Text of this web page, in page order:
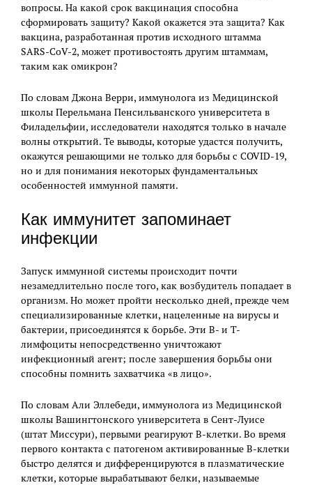
вопросы. На какой срок вакцинация способна
сформировать защиту? Какой окажется эта защита? Как
вакцина, разработанная против исходного штамма
SARS-CoV-2, может противостоять другим штаммам,
таким как омикрон?
По словам Джона Верри, иммунолога из Медицинской
школы Перельмана Пенсильванского университета в
Филадельфии, исследователи находятся только в начале
волны открытий. Те выводы, которые удастся получить,
окажутся решающими не только для борьбы с COVID-19,
но и для понимания некоторых фундаментальных
особенностей иммунной памяти.
Как иммунитет запоминает
инфекции
Запуск иммунной системы происходит почти
незамедлительно после того, как возбудитель попадает в
организм. Но может пройти несколько дней, прежде чем
специализированные клетки, нацеленные на вирусы и
бактерии, присоединятся к борьбе. Эти В- и Т-
лимфоциты непосредственно уничтожают
инфекционный агент; после завершения борьбы они
способны помнить захватчика «в лицо».
По словам Али Эллебеди, иммунолога из Медицинской
школы Вашингтонского университета в Сент-Луисе
(штат Миссури), первыми реагируют В-клетки. Во время
первого контакта с патогеном активированные В-клетки
быстро делятся и дифференцируются в плазматические
клетки, которые вырабатывают белки, называемые